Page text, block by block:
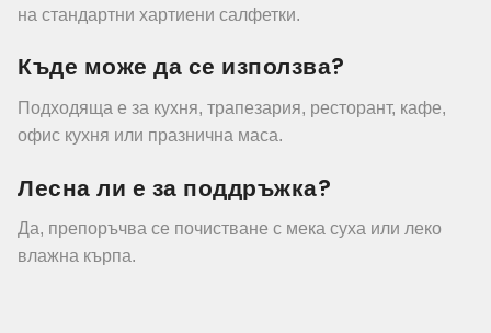
на стандартни хартиени салфетки.
Къде може да се използва?
Подходяща е за кухня, трапезария, ресторант, кафе,
офис кухня или празнична маса.
Лесна ли е за поддръжка?
Да, препоръчва се почистване с мека суха или леко
влажна кърпа.